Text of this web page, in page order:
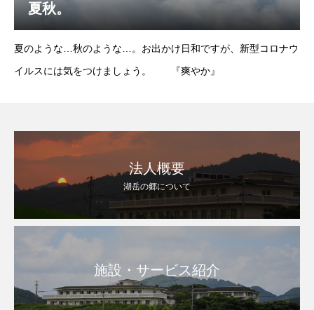
夏秋。
夏のような…秋のような…。お出かけ日和ですが、新型コロナウ
イルスには気をつけましょう。 『爽やか』
法人概要
湖岳の郷について
施設・サービス紹介